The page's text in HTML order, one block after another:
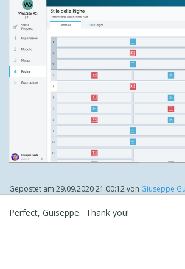
Gepostet am 29.09.2020 21:00:12von Giuseppe
Perfect, Guiseppe. Thank you!